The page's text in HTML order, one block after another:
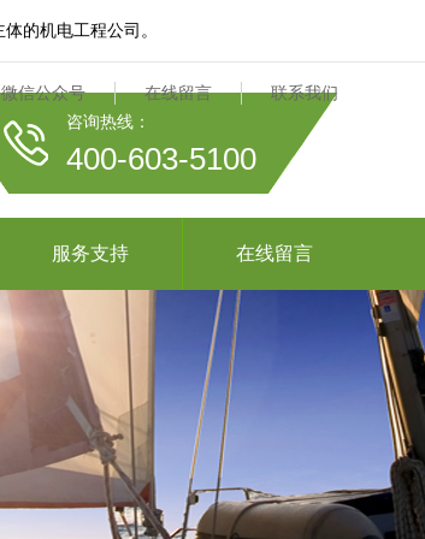
的机电工程公司。
微信公众号 在线留言 联系我们
咨询热线：
400-603-5100
服务支持 在线留言